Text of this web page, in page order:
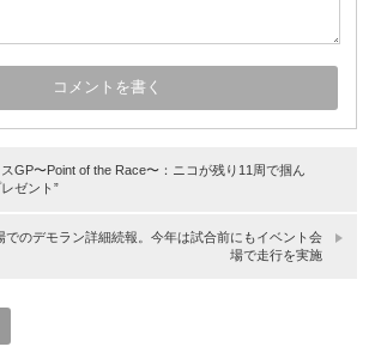
スGP〜Point of the Race〜：ニコが残り11周で掴ん
ゼント”
でのデモラン詳細続報。今年は試合前にもイベント会
場で走行を実施